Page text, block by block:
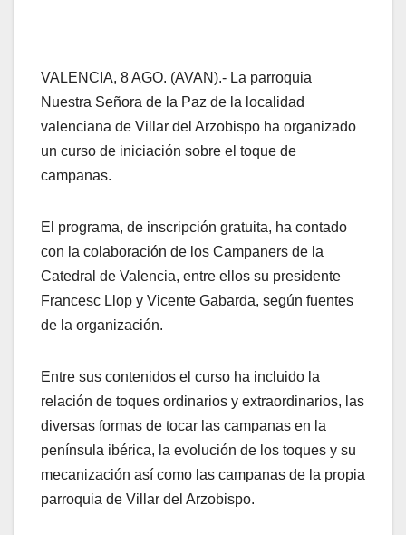
VALENCIA, 8 AGO. (AVAN).- La parroquia
Nuestra Señora de la Paz de la localidad
valenciana de Villar del Arzobispo ha organizado
un curso de iniciación sobre el toque de
campanas.
El programa, de inscripción gratuita, ha contado
con la colaboración de los Campaners de la
Catedral de Valencia, entre ellos su presidente
Francesc Llop y Vicente Gabarda, según fuentes
de la organización.
Entre sus contenidos el curso ha incluido la
relación de toques ordinarios y extraordinarios, las
diversas formas de tocar las campanas en la
península ibérica, la evolución de los toques y su
mecanización así como las campanas de la propia
parroquia de Villar del Arzobispo.